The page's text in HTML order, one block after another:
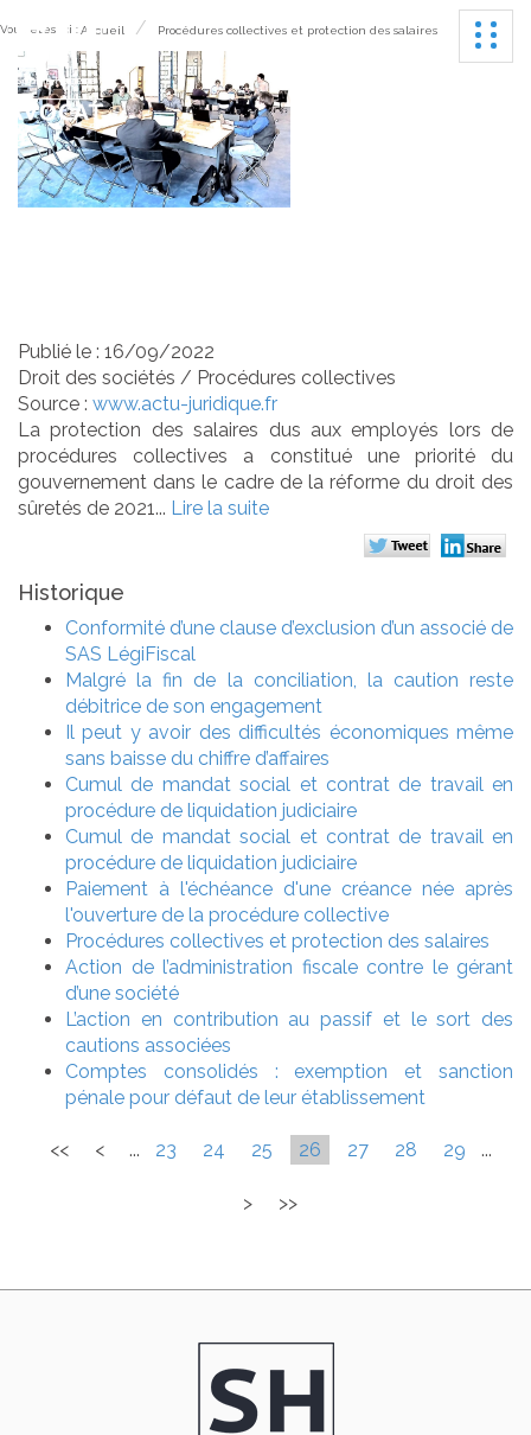
Vous êtes ici :Accueil Procédures collectives et protection des salaires
Publié le : 16/09/2022
Droit des sociétés / Procédures collectives
Source : www.actu-juridique.fr
La protection des salaires dus aux employés lors de
procédures collectives a constitué une priorité du
gouvernement dans le cadre de la réforme du droit des
sûretés de 2021... Lire la suite
Historique
Conformité d’une clause d’exclusion d’un associé de
SAS LégiFiscal
Malgré la fin de la conciliation, la caution reste
débitrice de son engagement
Il peut y avoir des difficultés économiques même
sans baisse du chiffre d’affaires
Cumul de mandat social et contrat de travail en
procédure de liquidation judiciaire
Cumul de mandat social et contrat de travail en
procédure de liquidation judiciaire
Paiement à l'échéance d'une créance née après
l'ouverture de la procédure collective
Procédures collectives et protection des salaires
Action de l’administration fiscale contre le gérant
d’une société
L’action en contribution au passif et le sort des
cautions associées
Comptes consolidés : exemption et sanction
pénale pour défaut de leur établissement
<< < ... 23 24 25 26 27 28 29 ...
> >>